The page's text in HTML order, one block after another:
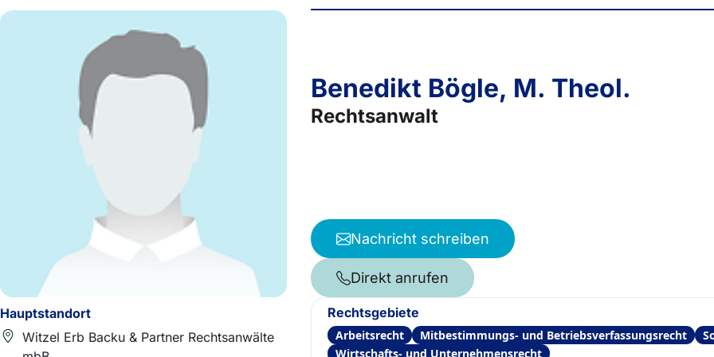
Hauptstandort
Witzel Erb Backu & Partner Rechtsanwälte
Benedikt Bögle, M. Theol.
Rechtsanwalt
Nachricht schreiben
Direkt anrufen
Rechtsgebiete
Arbeitsrecht Mitbestimmungs- und Betriebsverfassungsrecht
Wirtschafts- und Unternehmensrecht